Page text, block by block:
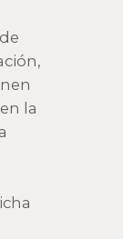
la